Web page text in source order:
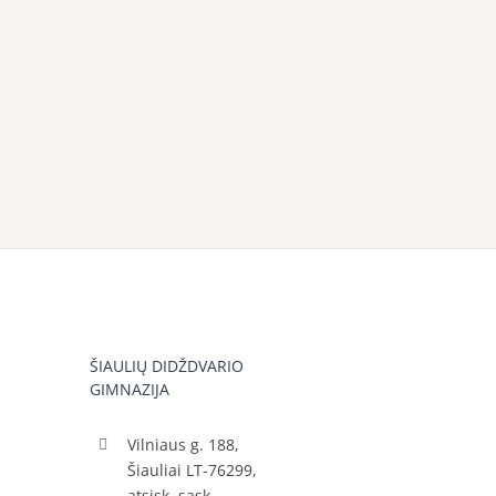
ŠIAULIŲ DIDŽDVARIO
GIMNAZIJA
Vilniaus g. 188,
Šiauliai LT-76299,